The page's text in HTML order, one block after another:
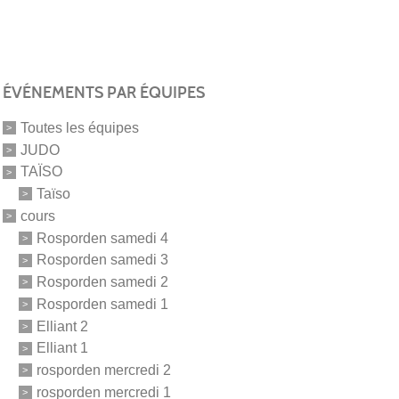
ÉVÉNEMENTS PAR ÉQUIPES
Toutes les équipes
JUDO
TAÏSO
Taïso
cours
Rosporden samedi 4
Rosporden samedi 3
Rosporden samedi 2
Rosporden samedi 1
Elliant 2
Elliant 1
rosporden mercredi 2
rosporden mercredi 1